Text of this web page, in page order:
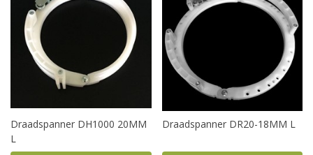
Draadspanner DH1000 20MM
L
Draadspanner DR20-18MM L